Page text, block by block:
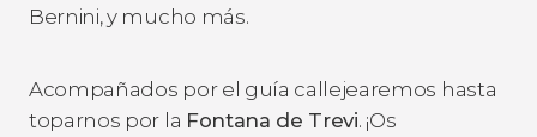
Bernini, y mucho más.
Acompañados por el guía callejearemos hasta
toparnos por la Fontana de Trevi. ¡Os